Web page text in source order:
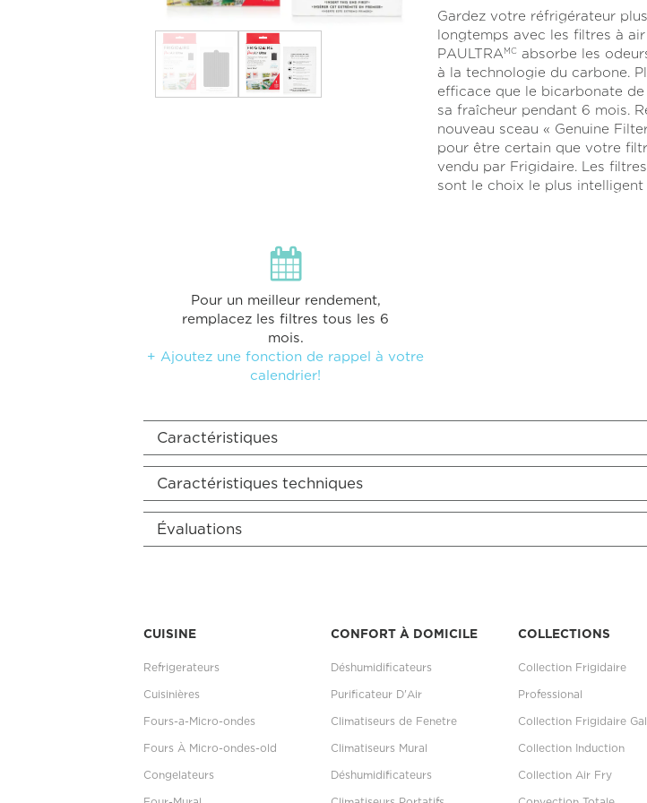
sur
5
,
valeur
de
note
moyenne.
Read
20
Reviews.
Lien
vers
la
Gardez votre réfrigérateur
longtemps avec les filtres à
PAULTRA MC
absorbe les
à la technologie du carbone.
efficace que le bicarbonate
sa fraîcheur pendant 6 mois.
nouveau sceau « Genuine
pour être certain que votre
vendu par Frigidaire. Les
sont le choix le plus intelligent
Pour un meilleur rendement,
remplacez les filtres tous les 6
mois.
+ Ajoutez une fonction de rappel à votre
calendrier!
Caractéristiques
Caractéristiques techniques
Évaluations
CUISINE
Refrigerateurs
Cuisinières
Fours-a-Micro-ondes
Fours À Micro-ondes-old
Congelateurs
CONFORT À DOMICILE
Déshumidificateurs
Purificateur D'Air
Climatiseurs de Fenetre
Climatiseurs Mural
Déshumidificateurs
COLLECTIONS
Collection Frigidaire
Professional
Collection Frigidaire
Collection Induction
Collection Air Fry